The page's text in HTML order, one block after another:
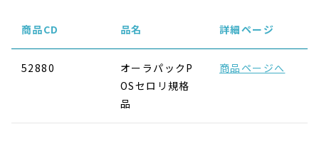
商品CD 品名 詳細ページ
52880
オーラパックP
OSセロリ規格
品
商品ページへ